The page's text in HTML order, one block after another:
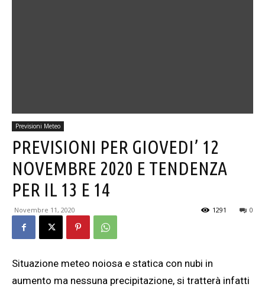
Previsioni Meteo
PREVISIONI PER GIOVEDI’ 12
NOVEMBRE 2020 E TENDENZA
PER IL 13 E 14
Novembre 11, 2020 0
1291
Situazione meteo noiosa e statica con nubi in
aumento ma nessuna precipitazione, si tratterà infatti